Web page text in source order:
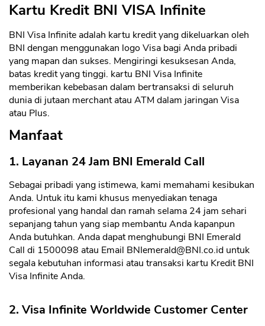
Kartu Kredit BNI VISA Infinite
BNI Visa Infinite adalah kartu kredit yang dikeluarkan oleh
BNI dengan menggunakan logo Visa bagi Anda pribadi
yang mapan dan sukses. Mengiringi kesuksesan Anda,
batas kredit yang tinggi. kartu BNI Visa Infinite
memberikan kebebasan dalam bertransaksi di seluruh
dunia di jutaan merchant atau ATM dalam jaringan Visa
atau Plus.
Manfaat
1. Layanan 24 Jam BNI Emerald Call
Sebagai pribadi yang istimewa, kami memahami kesibukan
Anda. Untuk itu kami khusus menyediakan tenaga
profesional yang handal dan ramah selama 24 jam sehari
sepanjang tahun yang siap membantu Anda kapanpun
Anda butuhkan. Anda dapat menghubungi BNI Emerald
Call di 1500098 atau Email BNIemerald@BNI.co.id untuk
segala kebutuhan informasi atau transaksi kartu Kredit BNI
Visa Infinite Anda.
2. Visa Infinite Worldwide Customer Center